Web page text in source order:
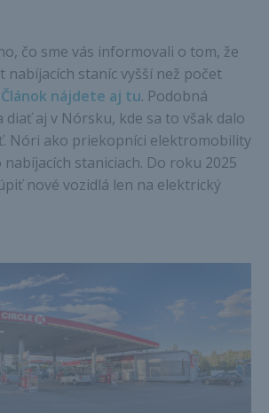
čo sme vás informovali o tom, že
nabíjacích staníc vyšší než počet
Článok nájdete aj tu. Podobná
diať aj v Nórsku, kde sa to však dalo
Nóri ako priekopníci elektromobility
staniciach. Do roku 2025
nové vozidlá len na elektrický